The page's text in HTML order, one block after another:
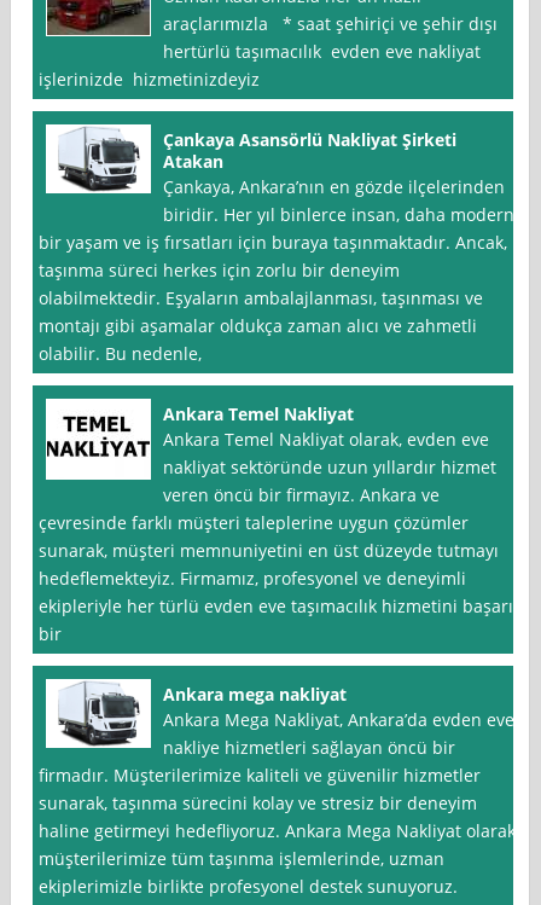
araçlarımızla * saat şehiriçi ve şehir dışı
hertürlü taşımacılık evden eve nakliyat
işlerinizde hizmetinizdeyiz
Çankaya Asansörlü Nakliyat Şirketi
Atakan
Çankaya, Ankara’nın en gözde ilçelerinden
biridir. Her yıl binlerce insan, daha modern
bir yaşam ve iş fırsatları için buraya taşınmaktadır. Ancak,
taşınma süreci herkes için zorlu bir deneyim
olabilmektedir. Eşyaların ambalajlanması, taşınması ve
montajı gibi aşamalar oldukça zaman alıcı ve zahmetli
olabilir. Bu nedenle,
Ankara Temel Nakliyat
Ankara Temel Nakliyat olarak, evden eve
nakliyat sektöründe uzun yıllardır hizmet
veren öncü bir firmayız. Ankara ve
çevresinde farklı müşteri taleplerine uygun çözümler
sunarak, müşteri memnuniyetini en üst düzeyde tutmayı
hedeflemekteyiz. Firmamız, profesyonel ve deneyimli
ekipleriyle her türlü evden eve taşımacılık hizmetini başarılı
bir
Ankara mega nakliyat
Ankara Mega Nakliyat, Ankara’da evden eve
nakliye hizmetleri sağlayan öncü bir
firmadır. Müşterilerimize kaliteli ve güvenilir hizmetler
sunarak, taşınma sürecini kolay ve stresiz bir deneyim
haline getirmeyi hedefliyoruz. Ankara Mega Nakliyat olarak,
müşterilerimize tüm taşınma işlemlerinde, uzman
ekiplerimizle birlikte profesyonel destek sunuyoruz.